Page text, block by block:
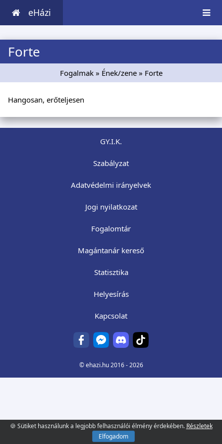
eHázi
Forte
Fogalmak » Ének/zene » Forte
Hangosan, erőteljesen
GY.I.K.
Szabályzat
Adatvédelmi irányelvek
Jogi nyilatkozat
Fogalomtár
Magántanár kereső
Statisztika
Helyesírás
Kapcsolat
©ehazi.hu2016 - 2026
🍪 Sütiket használunk a legjobb felhasználói élmény érdekében. Részletek
Elfogadom